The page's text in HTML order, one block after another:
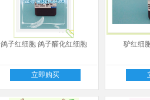
鸽子红细胞 鸽子醛化红细胞
立即购买
驴红细